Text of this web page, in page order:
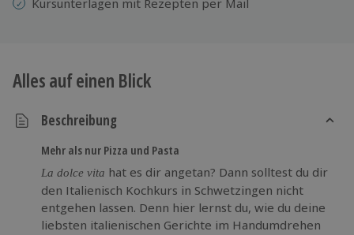
Alles auf einen Blick
Beschreibung
Mehr als nur Pizza und Pasta
La dolce vita hat es dir angetan? Dann solltest du dir
den Italienisch Kochkurs in Schwetzingen nicht
entgehen lassen. Denn hier lernst du, wie du deine
liebsten italienischen Gerichte im Handumdrehen